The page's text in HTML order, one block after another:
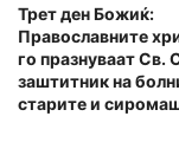
Трет ден Божиќ:
Православните
го пpaзнуваат Св.
заштитник на
стapите и